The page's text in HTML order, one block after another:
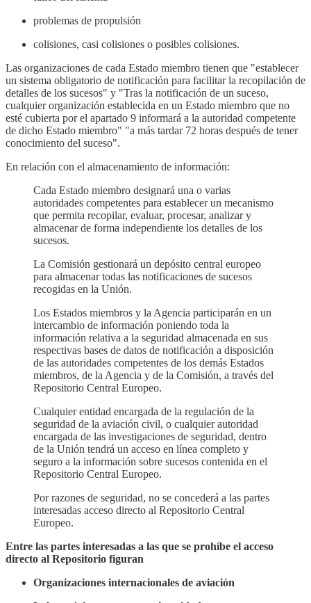
problemas de propulsión
colisiones, casi colisiones o posibles colisiones.
Las organizaciones de cada Estado miembro tienen que "establecer
un sistema obligatorio de notificación para facilitar la recopilación de
detalles de los sucesos" y "Tras la notificación de un suceso,
cualquier organización establecida en un Estado miembro que no
esté cubierta por el apartado 9 informará a la autoridad competente
de dicho Estado miembro" "a más tardar 72 horas después de tener
conocimiento del suceso".
En relación con el almacenamiento de información:
Cada Estado miembro designará una o varias
autoridades competentes para establecer un mecanismo
que permita recopilar, evaluar, procesar, analizar y
almacenar de forma independiente los detalles de los
sucesos.
La Comisión gestionará un depósito central europeo
para almacenar todas las notificaciones de sucesos
recogidas en la Unión.
Los Estados miembros y la Agencia participarán en un
intercambio de información poniendo toda la
información relativa a la seguridad almacenada en sus
respectivas bases de datos de notificación a disposición
de las autoridades competentes de los demás Estados
miembros, de la Agencia y de la Comisión, a través del
Repositorio Central Europeo.
Cualquier entidad encargada de la regulación de la
seguridad de la aviación civil, o cualquier autoridad
encargada de las investigaciones de seguridad, dentro
de la Unión tendrá un acceso en línea completo y
seguro a la información sobre sucesos contenida en el
Repositorio Central Europeo.
Por razones de seguridad, no se concederá a las partes
interesadas acceso directo al Repositorio Central
Europeo.
Entre las partes interesadas a las que se prohíbe el acceso
directo al Repositorio figuran
Organizaciones internacionales de aviación